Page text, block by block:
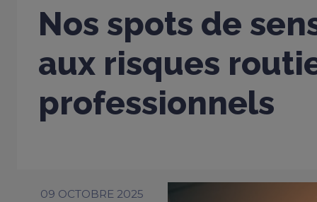
Nos spots de
aux risques
professionnels
09 OCTOBRE 2025